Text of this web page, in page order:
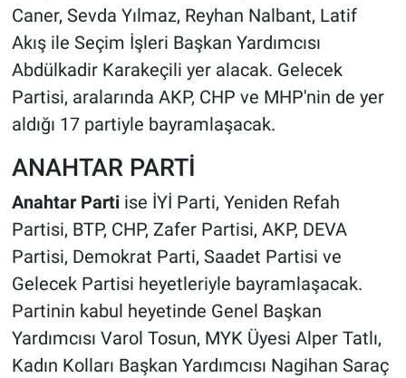
Caner, Sevda Yılmaz, Reyhan Nalbant, Latif
Akış ile Seçim İşleri Başkan Yardımcısı
Abdülkadir Karakeçili yer alacak. Gelecek
Partisi, aralarında AKP, CHP ve MHP'nin de yer
aldığı 17 partiyle bayramlaşacak.
ANAHTAR PARTİ
Anahtar Partiise İYİ Parti, Yeniden Refah
Partisi, BTP, CHP, Zafer Partisi, AKP, DEVA
Partisi, Demokrat Parti, Saadet Partisi ve
Gelecek Partisi heyetleriyle bayramlaşacak.
Partinin kabul heyetinde Genel Başkan
Yardımcısı Varol Tosun, MYK Üyesi Alper Tatlı,
Kadın Kolları Başkan Yardımcısı Nagihan Saraç